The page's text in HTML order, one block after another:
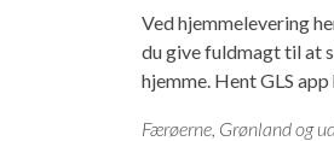
Ved hjemmelevering
du give fuldmagt til at
hjemme. Hent GLS app
Færøerne, Grønland og